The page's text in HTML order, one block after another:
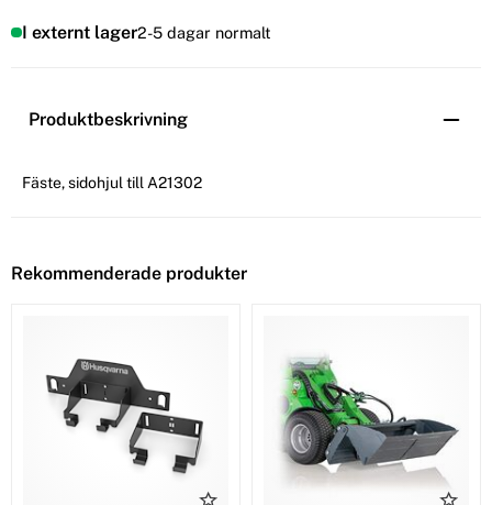
I externt lager2-5 dagar normalt
Produktbeskrivning
Fäste, sidohjul till A21302
Rekommenderade produkter